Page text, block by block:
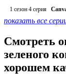
1 сезон 4 серия
показать все
Смотреть
зеленого
хорошем